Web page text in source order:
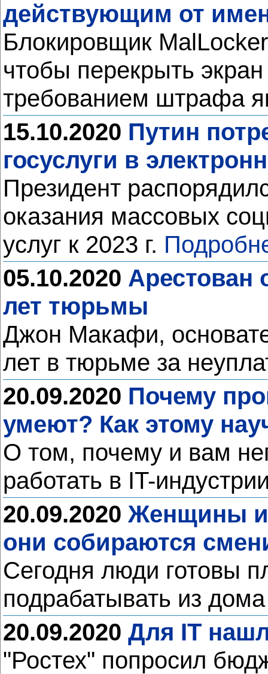
действующим от
Блокировщик
чтобы перекрыть
требованием штрафа
15.10.2020 Путин
госуслуги в
Президент
оказания массовых
услуг к 2023 г.
05.10.2020 Арестован
лет тюрьмы
Джон Макафи,
лет в тюрьме за
20.09.2020 Почему
умеют? Как этому
О том, почему и вам
работать в IT-
20.09.2020 Женщины
они собираются
Сегодня люди готовы
подрабатывать из
20.09.2020 Для IT
"Ростех" попросил